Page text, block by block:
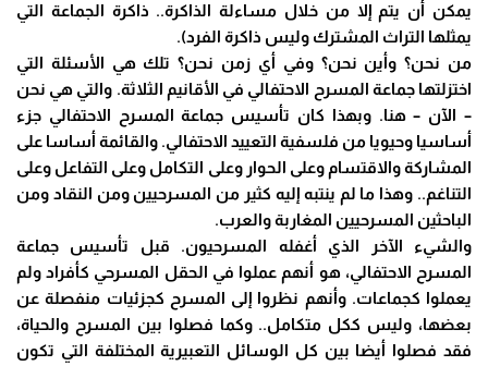
يمكن أن يتم إلا من خلال مساءلة الذاكرة.. ذاكرة الجماعة التي
يمثلها التراث المشترك وليس ذاكرة الفرد).
من نحن؟ وأين نحن؟ وفي أي زمن نحن؟ تلك هي الأسئلة التي
اختزلتها جماعة المسرح الاحتفالي في الأقانيم الثلاثة. والتي هي نحن
– الآن – هنا. وبهذا كان تأسيس جماعة المسرح الاحتفالي جزء
أساسيا وحيويا من فلسفية التعييد الاحتفالي. والقائمة أساسا على
المشاركة والاقتسام وعلى الحوار وعلى التكامل وعلى التفاعل وعلى
التناغم.. وهذا ما لم ينتبه إليه كثير من المسرحيين ومن النقاد ومن
الباحثين المسرحيين المغاربة والعرب.
والشيء الآخر الذي أغفله المسرحيون. قبل تأسيس جماعة
المسرح الاحتفالي، هو أنهم عملوا في الحقل المسرحي كأفراد ولم
يعملوا كجماعات. وأنهم نظروا إلى المسرح كجزئيات منفصلة عن
بعضها، وليس ككل متكامل.. وكما فصلوا بين المسرح والحياة،
فقد فصلوا أيضا بين كل الوسائل التعبيرية المختلفة التي تكون